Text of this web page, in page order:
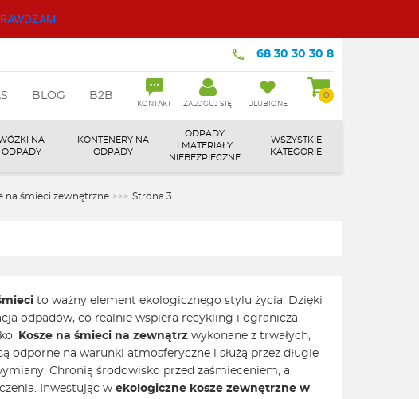
68 30 30 30 8
BLOG B2B
KONTAKT ZALOGUJ SIĘ ULUBIONE
0
NA
ODPADY
KONTENERY NA
ODPADY
ODPADY
I MATERIAŁY
NIEBEZPIECZNE
WSZYSTKIE
KATEGORIE
na śmieci zewnętrzne >>> Strona 3
to ważny element ekologicznego stylu życia. Dzięki
odpadów, co realnie wspiera recykling i ogranicza
Kosze na śmieci na zewnątrz wykonane z trwałych,
odporne na warunki atmosferyczne i służą przez długie
Chronią środowisko przed zaśmieceniem, a
Inwestując w ekologiczne kosze zewnętrzne w